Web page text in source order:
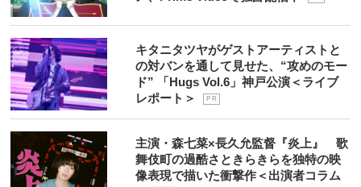
キタニタツヤがゲストアーティストと
の対バンを通して見せた、“攻めのモー
ド” 「Hugs Vol.6」神戸公演＜ライブ
レポート＞
P R
主演・森七菜×長久允監督『炎上』 歌
舞伎町の過酷さときらきらを独特の映
像表現で描いた衝撃作＜出演者コラム